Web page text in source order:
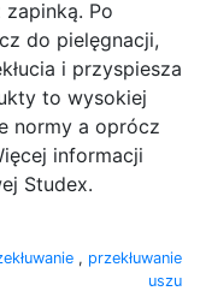
Po
do pielęgnacji,
i przyspiesza
to wysokiej
normy a oprócz
informacji
Studex.
, przekłuwanie
uszu